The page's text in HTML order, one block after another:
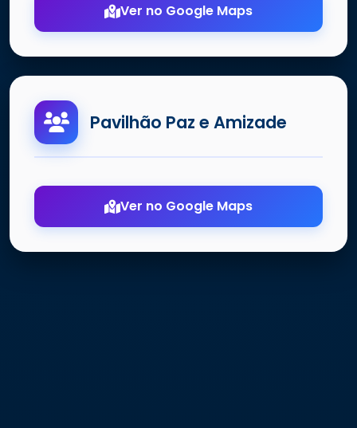
Ver no Google Maps
Pavilhão Paz e Amizade
Ver no Google Maps